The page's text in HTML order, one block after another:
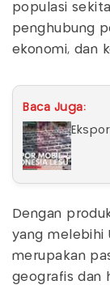
populasi
penghubung
ekonomi, dan
Baca Juga:
Dengan
yang melebihi
merupakan
geografis dan